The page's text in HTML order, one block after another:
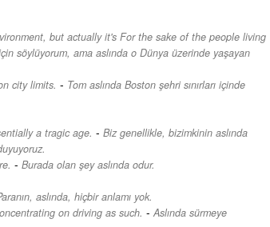
but actually it's For the sake of the people living
söylüyorum, ama aslında o Dünya üzerinde yaşayan
city limits. - Tom aslında Boston şehri sınırları içinde
a tragic age. - Biz genellikle, bizimkinin aslında
- Burada olan şey aslında odur.
aslında, hiçbir anlamı yok.
on driving as such. - Aslında sürmeye